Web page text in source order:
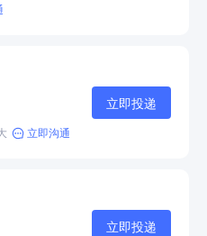
立即沟通
立即投递
立即投递